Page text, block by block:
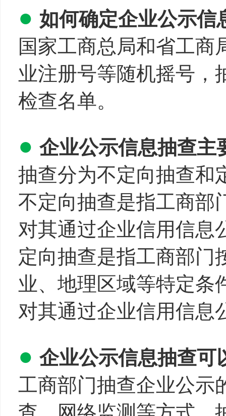
● 如何确定企业公示信
国家工商总局和省工商
业注册号等随机摇号，
检查名单。
● 企业公示信息抽查
抽查分为不定向抽查和
不定向抽查是指工商部
对其通过企业信用信
定向抽查是指工商部门
业、地理区域等特定条
对其通过企业信用信息
● 企业公示信息抽查可
工商部门抽查企业公示